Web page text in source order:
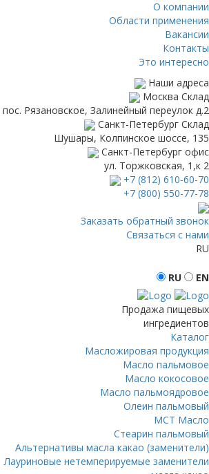
О компании
Области применения
Вакансии
Контакты
Это интересно
Наши адреса
Москва Склад
пос. Рязановское, Залинейный переулок д.2
Санкт-Петербург Склад
Шушары, Колпинское шоссе, 135
Санкт-Петербург офис
ул. Торжковская, 1,к 2
+7 (812) 610-60-70
+7 (800) 550-77-78
Заказать обратный звонок
Связаться с нами
RU
RU EN
Продажа пищевых
ингредиентов
Каталог
Масложировая продукция
Масло пальмовое
Масло кокосовое
Масло пальмоядровое
Олеин пальмовый
МСТ Масло
Стеарин пальмовый
Альтернативы масла какао (заменители)
Лауриновые нетемперируемые заменители